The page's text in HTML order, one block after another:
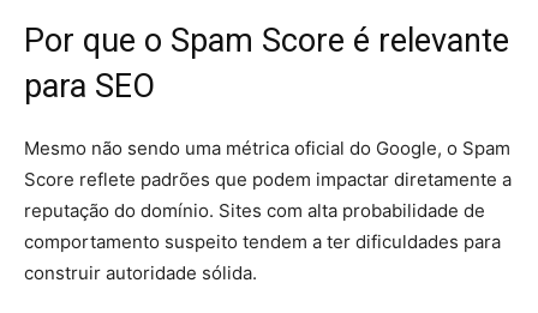
Por que o Spam Score é relevante
para SEO
Mesmo não sendo uma métrica oficial do Google, o Spam
Score reflete padrões que podem impactar diretamente a
reputação do domínio. Sites com alta probabilidade de
comportamento suspeito tendem a ter dificuldades para
construir autoridade sólida.